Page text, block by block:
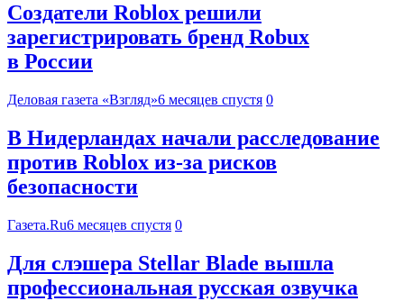
Создатели Roblox решили
зарегистрировать бренд Robux
в России
Деловая газета «Взгляд»6 месяцев спустя 0
В Нидерландах начали расследование
против Roblox из-за рисков
безопасности
Газета.Ru6 месяцев спустя 0
Для слэшера Stellar Blade вышла
профессиональная русская озвучка